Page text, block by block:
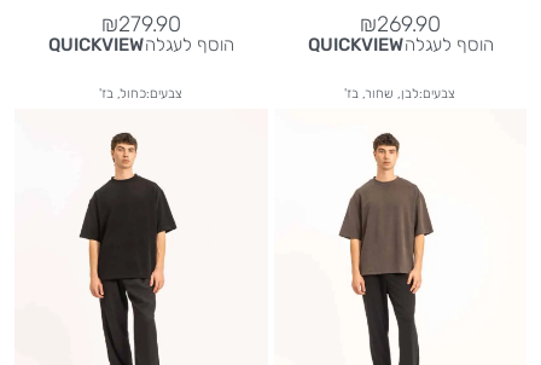
₪269.90
הוסף לעגלהQUICKVIEW
צבעים:לבן, שחור, בז'
₪279.90
הוסף לעגלהQUICKVIEW
צבעים:כחול, בז'